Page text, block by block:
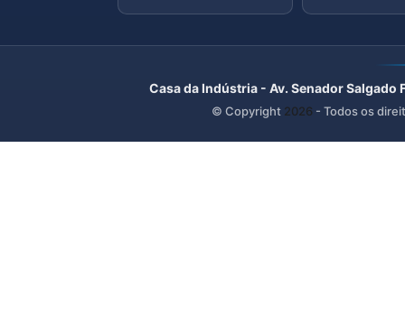
Casa da Indústria - Av. Senador
© Copyright 2026 - Todos os